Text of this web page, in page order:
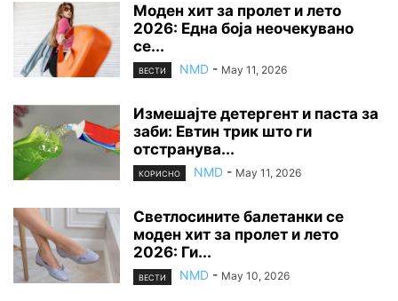
Моден хит за пролет и лето
2026: Една боја неочекувано
се...
ВЕСТИ NMD - May 11, 2026
Измешајте детергент и паста за
заби: Евтин трик што ги
отстранува...
КОРИСНО NMD - May 11, 2026
Светлосините балетанки се
моден хит за пролет и лето
2026: Ги...
ВЕСТИ NMD - May 10, 2026